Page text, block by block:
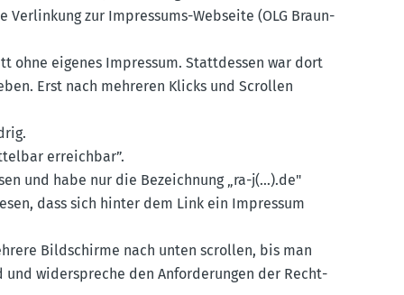
zur Impressums-Webseite (OLG Braun­
ohne eigenes Impressum. Statt­dessen war dort
Erst nach mehreren Klicks und Scrollen
erreichbar”.
und habe nur die Bezeichnung „ra-j(…).de"
dass sich hinter dem Link ein Impressum
Bildschirme nach unten scrollen, bis man
und wider­spreche den Anfor­de­rungen der Recht­